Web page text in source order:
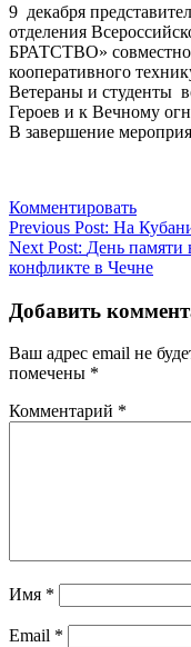
9 декабря
отделения
БРАТСТВО» совместно
кооперативного
Ветераны и студенты
Героев и к Вечному
В завершение
Комментировать
Навигация
по
Previous Post: На
Next Post: День памяти
конфликте в Чечне
Добавить
Ваш адрес email не
помечены *
Комментарий *
Имя *
Email *